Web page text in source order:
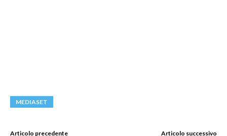
MEDIASET
Articolo precedente Articolo successivo